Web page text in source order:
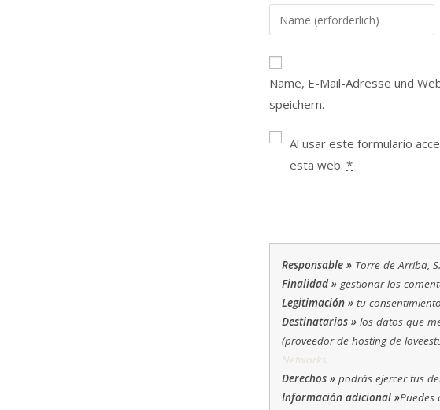
Gib
deinen
Namen
oder
Benutzernamen
zum
Kommentieren
Name, E-Mail-Adresse und
speichern.
Al usar este formulario
esta web. *
Responsable » Torre de Arriba,
Finalidad » gestionar los
Legitimación » tu
Destinatarios » los datos que
(proveedor de hosting de
Networks.
Derechos » podrás ejercer tus
Información adicional »Puedes